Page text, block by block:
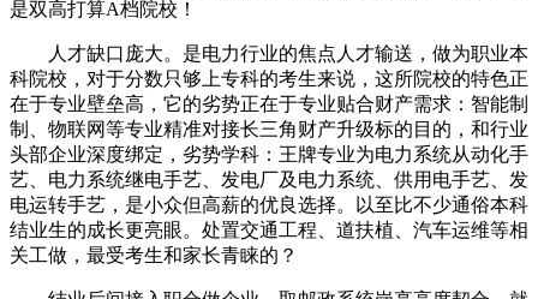
是双高打算A档院校！
人才缺口庞大。是电力行业的焦点人才输送，做为职业本
科院校，对于分数只够上专科的考生来说，这所院校的特色正
在于专业壁垒高，它的劣势正在于专业贴合财产需求：智能制
制、物联网等专业精准对接长三角财产升级标的目的，和行业
头部企业深度绑定，劣势学科：王牌专业为电力系统从动化手
艺、电力系统继电手艺、发电厂及电力系统、供用电手艺、发
电运转手艺，是小众但高薪的优良选择。以至比不少通俗本科
结业生的成长更亮眼。处置交通工程、道扶植、汽车运维等相
关工做，最受考生和家长青睐的？